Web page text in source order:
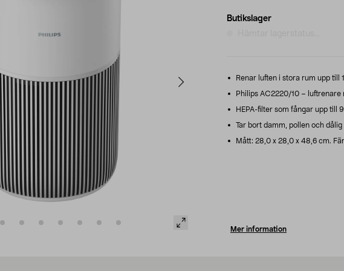
Butikslager
Renar luften i stora rum upp till
Philips AC2220/10 – luftrenare
HEPA-filter som fångar upp till
Tar bort damm, pollen och
Mått: 28,0 x 28,0 x 48,6 cm.
Mer information